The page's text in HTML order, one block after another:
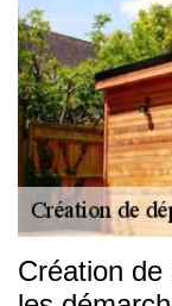
Création